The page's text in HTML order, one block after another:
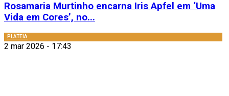
Rosamaria Murtinho encarna Iris Apfel em ‘Uma
Vida em Cores’, no...
PLATEIA
2 mar 2026 - 17:43